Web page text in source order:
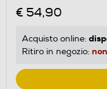
€ 54,90
Acquisto online:
Ritiro in negozio: